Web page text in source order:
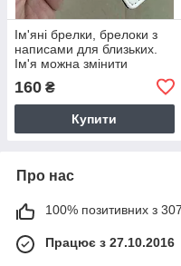
Ім'яні брелки, брелоки з
написами для близьких.
Ім'я можна змінити
160 ₴
Купити
Про нас
100% позитивних з 307
Працює з 27.10.2016